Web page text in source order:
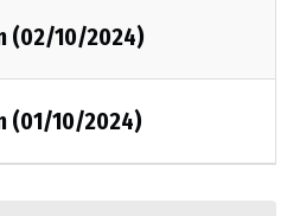
(02/10/2024)
(01/10/2024)